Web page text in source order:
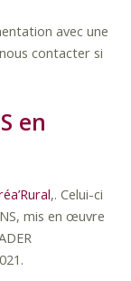
avec une
contacter si
en
,. Celui-ci
mis en œuvre